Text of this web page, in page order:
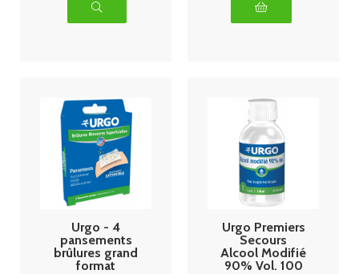
Urgo - 4
pansements
brûlures grand
format
Urgo Premiers
Secours
Alcool Modifié
90% Vol. 100